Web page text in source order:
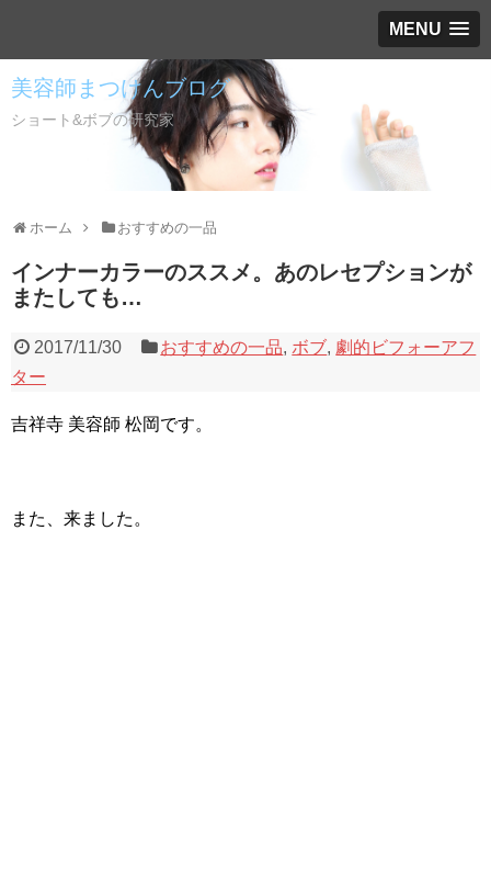
MENU
美容師まつけんブログ
ショート&ボブの研究家
ホーム おすすめの一品
インナーカラーのススメ。あのレセプションが
またしても…
2017/11/30 おすすめの一品, ボブ, 劇的ビフォーアフ
ター
吉祥寺 美容師 松岡です。
また、来ました。